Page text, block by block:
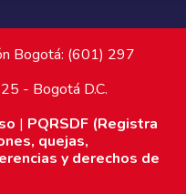
Bogotá: (601) 297
- Bogotá D.C.
| PQRSDF (Registra
quejas,
y derechos de